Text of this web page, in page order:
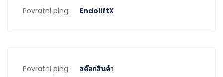
Povratni ping: EndoliftX
Povratni ping: สต๊อกสินค้า